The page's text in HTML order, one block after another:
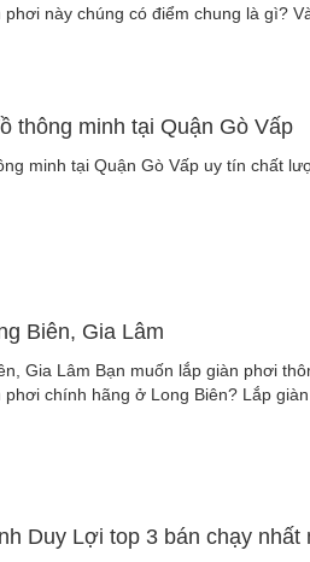
này chúng có điểm chung là gì?
thông minh tại Quận Gò Vấp
minh tại Quận Gò Vấp uy tín chất
Biên, Gia Lâm
Gia Lâm Bạn muốn lắp giàn phơi
chính hãng ở Long Biên? Lắp
Duy Lợi top 3 bán chạy nhất